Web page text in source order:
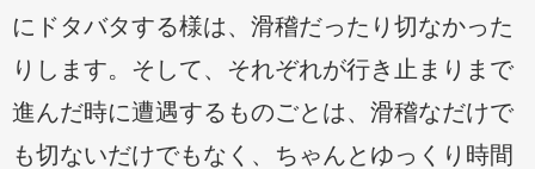
にドタバタする様は、滑稽だったり切なかった
りします。そして、それぞれが行き止まりまで
進んだ時に遭遇するものごとは、滑稽なだけで
も切ないだけでもなく、ちゃんとゆっくり時間